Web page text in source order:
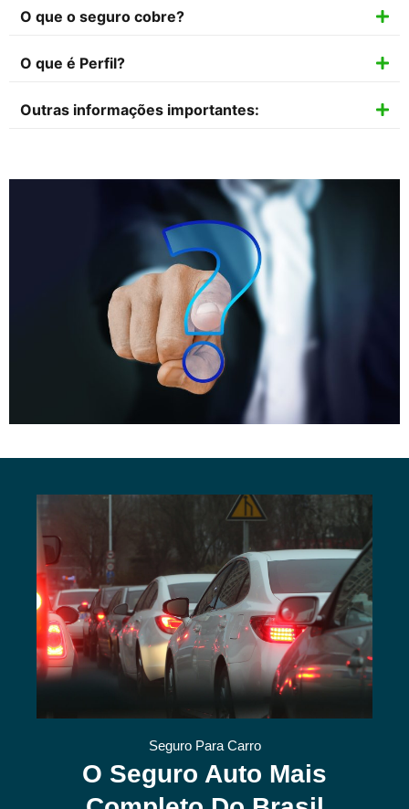
O que o seguro cobre?
O que é Perfil?
Outras informações importantes:
Seguro Para Carro
O Seguro Auto Mais